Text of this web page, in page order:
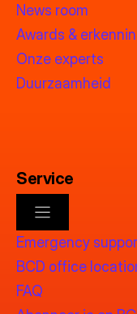
News room
Awards &
Onze experts
Duurzaamheid
Service
Emergency
BCD office
FAQ